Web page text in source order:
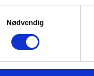
Nødvendig
og pindestørrelse
farveskala, som